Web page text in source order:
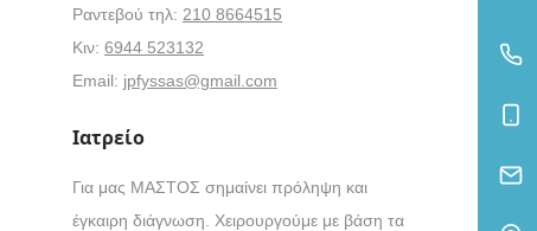
Ραντεβού τηλ: 210 8664515
Κιν: 6944 523132
Email: jpfyssas@gmail.com
Ιατρείο
Για μας ΜΑΣΤΟΣ σημαίνει πρόληψη και
έγκαιρη διάγνωση. Χειρουργούμε με βάση τα